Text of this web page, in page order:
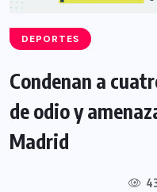
DEPORTES
Condenan a
de odio y
Madrid